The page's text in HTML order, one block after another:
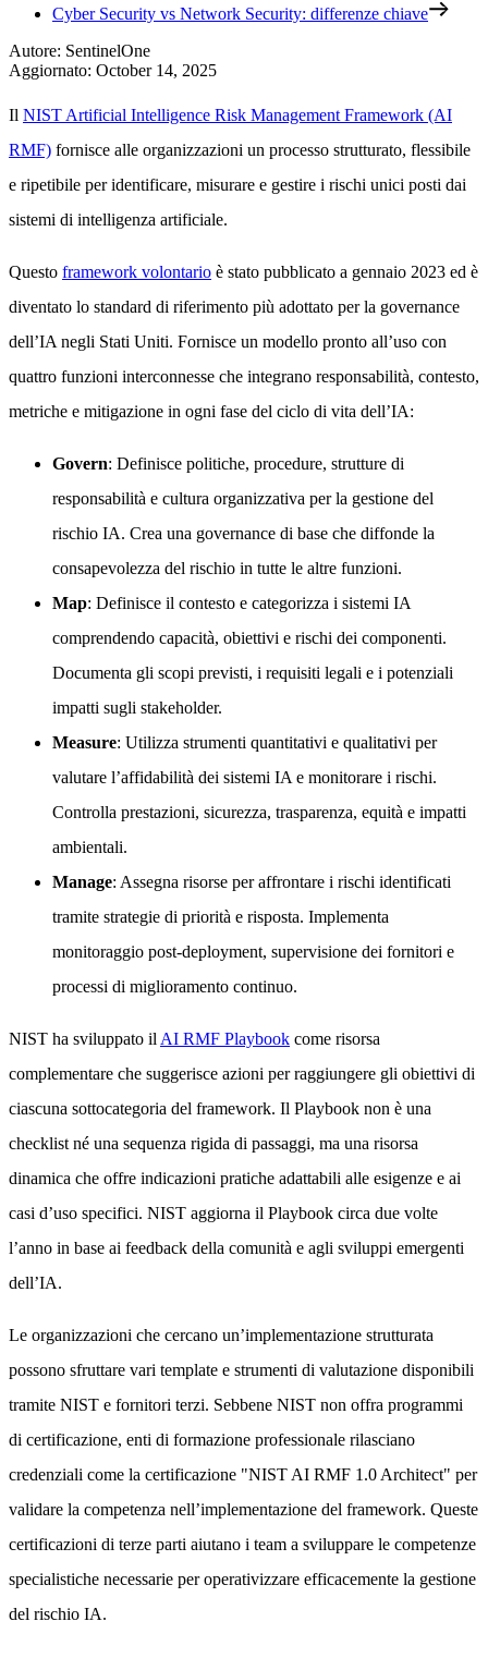
Cyber Security vs Network Security: differenze chiave
Autore: SentinelOne
Aggiornato: October 14, 2025
Il NIST Artificial Intelligence Risk Management Framework (AI
RMF) fornisce alle organizzazioni un processo strutturato, flessibile
e ripetibile per identificare, misurare e gestire i rischi unici posti dai
sistemi di intelligenza artificiale.
Questo framework volontario è stato pubblicato a gennaio 2023 ed è
diventato lo standard di riferimento più adottato per la governance
dell’IA negli Stati Uniti. Fornisce un modello pronto all’uso con
quattro funzioni interconnesse che integrano responsabilità, contesto,
metriche e mitigazione in ogni fase del ciclo di vita dell’IA:
Govern: Definisce politiche, procedure, strutture di
responsabilità e cultura organizzativa per la gestione del
rischio IA. Crea una governance di base che diffonde la
consapevolezza del rischio in tutte le altre funzioni.
Map: Definisce il contesto e categorizza i sistemi IA
comprendendo capacità, obiettivi e rischi dei componenti.
Documenta gli scopi previsti, i requisiti legali e i potenziali
impatti sugli stakeholder.
Measure: Utilizza strumenti quantitativi e qualitativi per
valutare l’affidabilità dei sistemi IA e monitorare i rischi.
Controlla prestazioni, sicurezza, trasparenza, equità e impatti
ambientali.
Manage: Assegna risorse per affrontare i rischi identificati
tramite strategie di priorità e risposta. Implementa
monitoraggio post-deployment, supervisione dei fornitori e
processi di miglioramento continuo.
NIST ha sviluppato il AI RMF Playbook come risorsa
complementare che suggerisce azioni per raggiungere gli obiettivi di
ciascuna sottocategoria del framework. Il Playbook non è una
checklist né una sequenza rigida di passaggi, ma una risorsa
dinamica che offre indicazioni pratiche adattabili alle esigenze e ai
casi d’uso specifici. NIST aggiorna il Playbook circa due volte
l’anno in base ai feedback della comunità e agli sviluppi emergenti
dell’IA.
Le organizzazioni che cercano un’implementazione strutturata
possono sfruttare vari template e strumenti di valutazione disponibili
tramite NIST e fornitori terzi. Sebbene NIST non offra programmi
di certificazione, enti di formazione professionale rilasciano
credenziali come la certificazione "NIST AI RMF 1.0 Architect" per
validare la competenza nell’implementazione del framework. Queste
certificazioni di terze parti aiutano i team a sviluppare le competenze
specialistiche necessarie per operativizzare efficacemente la gestione
del rischio IA.